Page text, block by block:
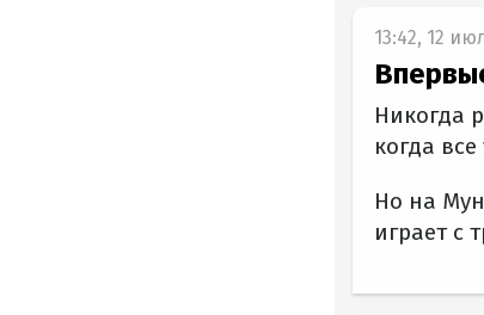
13:42, 12
Никогда
когда
Но на
играет с